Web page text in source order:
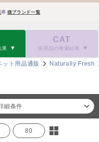
猫ブランド一覧
果
CAT
猫用品の検索結果
ト用品通販 Naturally Fresh
細条件
80